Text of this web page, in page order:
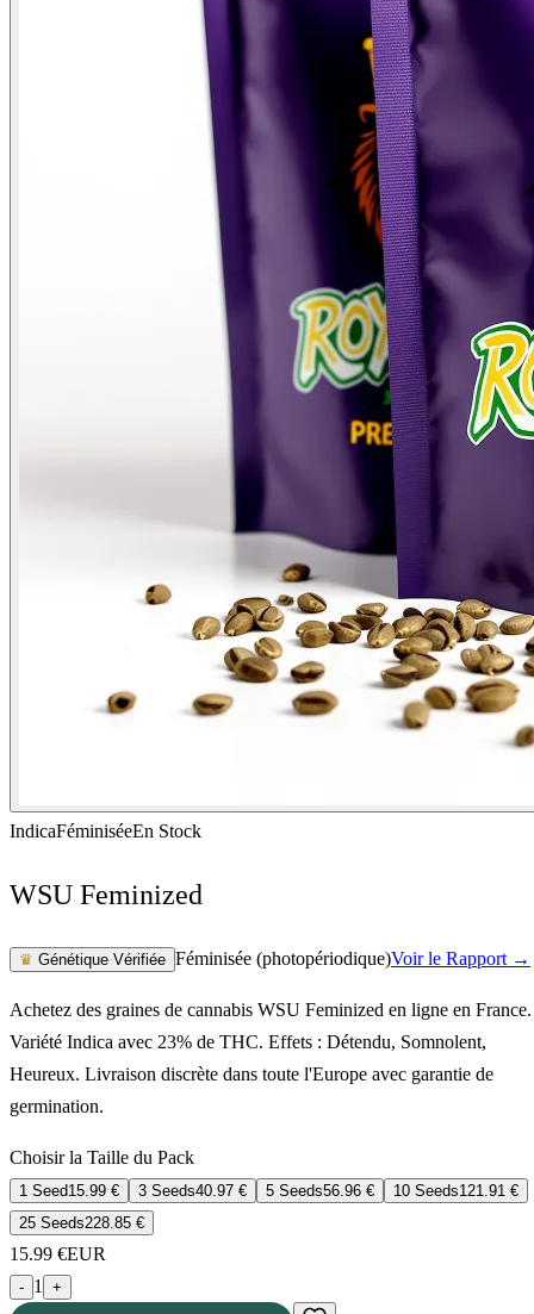
IndicaFéminiséeEn Stock
WSU Feminized
♛ Génétique Vérifiée Féminisée (photopériodique)Voir le Rapport →
Achetez des graines de cannabis WSU Feminized en ligne en France.
Variété Indica avec 23% de THC. Effets : Détendu, Somnolent,
Heureux. Livraison discrète dans toute l'Europe avec garantie de
germination.
Choisir la Taille du Pack
1 Seed15.99 € 3 Seeds40.97 € 5 Seeds56.96 € 10 Seeds121.91 €
25 Seeds228.85 €
15.99 €EUR
- 1 +